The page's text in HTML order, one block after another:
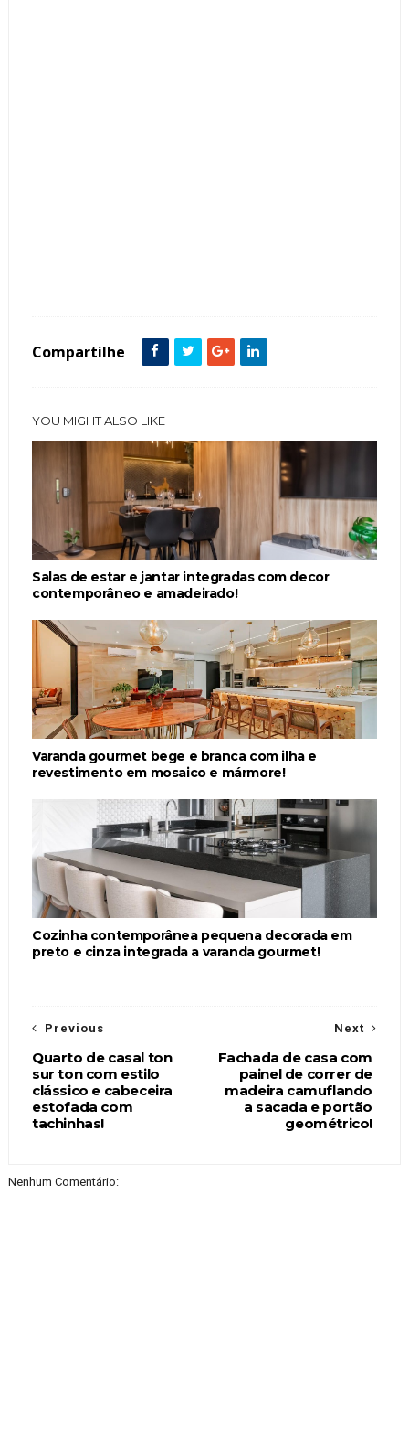
Compartilhe
YOU MIGHT ALSO LIKE
Salas de estar e jantar integradas com decor
contemporâneo e amadeirado!
Varanda gourmet bege e branca com ilha e
revestimento em mosaico e mármore!
Cozinha contemporânea pequena decorada em
preto e cinza integrada a varanda gourmet!
Next
Fachada de casa com
painel de correr de
madeira camuflando
a sacada e portão
geométrico!
Previous
Quarto de casal ton
sur ton com estilo
clássico e cabeceira
estofada com
tachinhas!
Nenhum Comentário: